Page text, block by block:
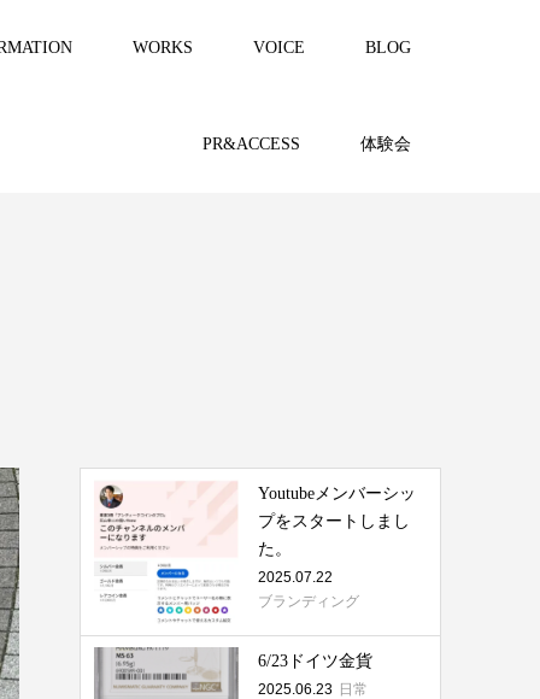
WORKS VOICE BLOG
PR&ACCESS 体験会
Youtubeメンバーシッ
プをスタートしまし
た。
2025.07.22
ブランディング
6/23ドイツ金貨
2025.06.23 日常